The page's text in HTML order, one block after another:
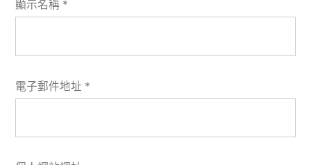
顯示名稱 *
電子郵件地址 *